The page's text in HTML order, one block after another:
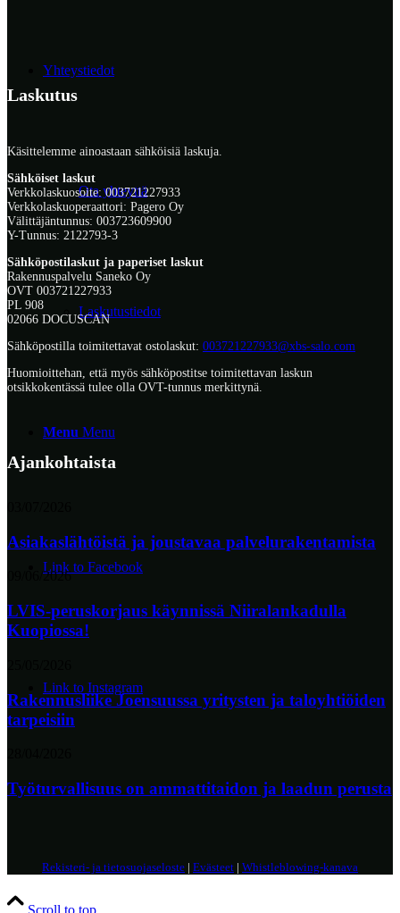
Yhteystiedot
Ota yhteyttä
Laskutustiedot
Menu Menu
Link to Facebook
Link to Instagram
Laskutus
Käsittelemme ainoastaan sähköisiä laskuja.
Sähköiset laskut
Verkkolaskuosoite: 003721227933
Verkkolaskuoperaattori: Pagero Oy
Välittäjäntunnus: 003723609900
Y-Tunnus: 2122793-3
Sähköpostilaskut ja paperiset laskut
Rakennuspalvelu Saneko Oy
OVT 003721227933
PL 908
02066 DOCUSCAN
Sähköpostilla toimitettavat ostolaskut: 003721227933@xbs-salo.com
Huomioittehan, että myös sähköpostitse toimitettavan laskun
otsikkokentässä tulee olla OVT-tunnus merkittynä.
Ajankohtaista
Asiakaslähtöistä ja joustavaa palvelurakentamista
09/06/2026
LVIS-peruskorjaus käynnissä Niiralankadulla
Kuopiossa!
Rakennusliike Joensuussa yritysten ja taloyhtiöiden
tarpeisiin
Työturvallisuus on ammattitaidon ja laadun perusta
Rekisteri- ja tietosuojaseloste | Evästeet | Whistleblowing-kanava
Scroll to top